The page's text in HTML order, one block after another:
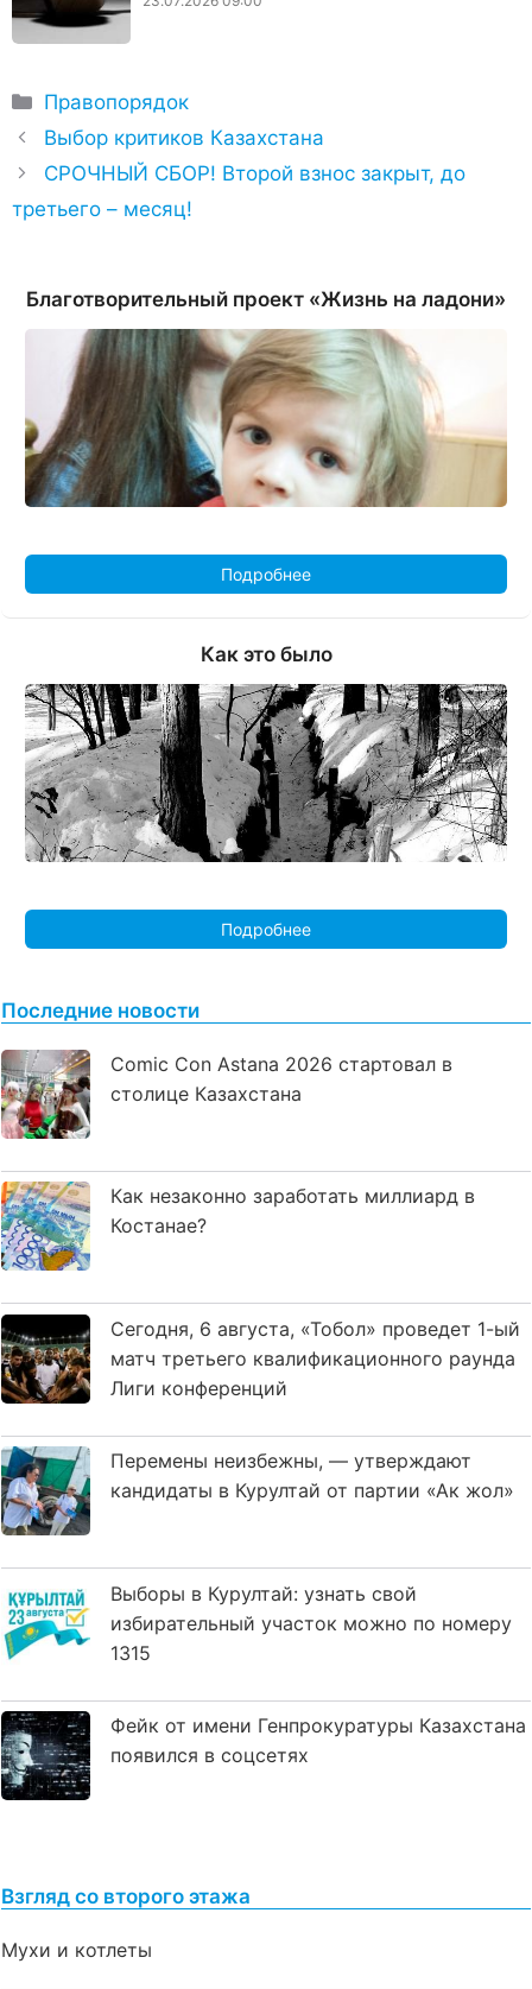
Рубрики
Правопорядок
Выбор критиков Казахстана
СРОЧНЫЙ СБОР! Второй взнос закрыт, до
третьего – месяц!
Благотворительный проект «Жизнь на ладони»
Подробнее
Как это было
Подробнее
Последние новости
Comic Con Astana 2026 стартовал в
столице Казахстана
Как незаконно заработать миллиард в
Костанае?
Сегодня, 6 августа, «Тобол» проведет 1-ый
матч третьего квалификационного раунда
Лиги конференций
Перемены неизбежны, — утверждают
кандидаты в Курултай от партии «Ак жол»
Выборы в Курултай: узнать свой
избирательный участок можно по номеру
1315
Фейк от имени Генпрокуратуры Казахстана
появился в соцсетях
Взгляд со второго этажа
Мухи и котлеты